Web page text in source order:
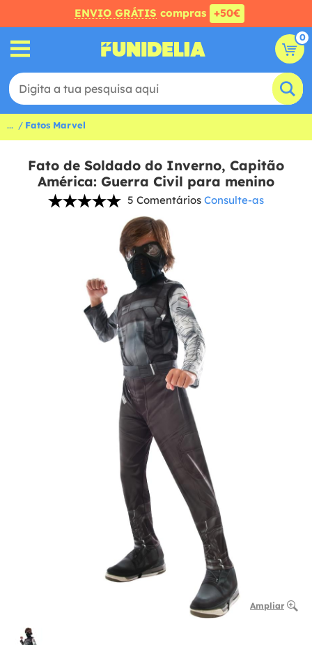
ENVIO GRÁTIS compras +50€
0
... Fatos Marvel
Fato de Soldado do Inverno, Capitão
América: Guerra Civil para menino
5 Comentários Consulte-as
Ampliar